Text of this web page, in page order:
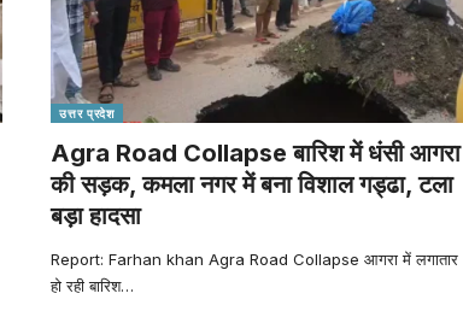
उत्तर प्रदेश
Agra Road Collapse बारिश में धंसी आगरा
की सड़क, कमला नगर में बना विशाल गड्ढा, टला
बड़ा हादसा
Report: Farhan khan Agra Road Collapse आगरा में लगातार
हो रही बारिश…